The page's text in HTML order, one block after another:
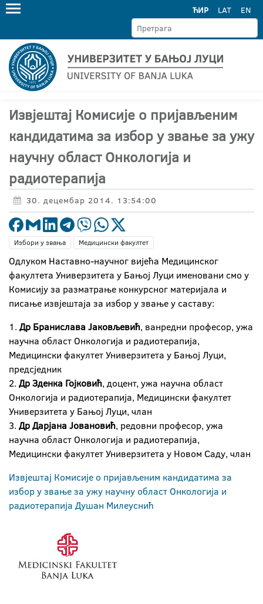
ЋИР LAT EN
Извјештај Комисије о пријављеним
кандидатима за избор у звање за ужу
научну област Онкологија и
радиотерапија
30. децембар 2014. 13:54:00
Избори у звања Медицински факултет
Одлуком Наставно-научног вијећа Медицинског
факултета Универзитета у Бањој Луци именовани смо у
Комисију за разматрање конкурсног материјала и
писање извјештаја за избор у звање у саставу:
1. Др Бранислава Јаковљевић, ванредни професор, ужа
научна област Онкологија и радиотерапија,
Медицински факултет Универзитета у Бањој Луци,
предсједник
2. Др Зденка Гојковић, доцент, ужа научна област
Онкологија и радиотерапија, Медицински факултет
Универзитета у Бањој Луци, члан
3. Др Дарјана Јовановић, редовни професор, ужа
научна област Онкологија и радиотерапија,
Медицински факултет Универзитета у Новом Саду, члан
Извјештај Комисије о пријављеним кандидатима за
избор у звање за ужу научну област Онкологија и
радиотерапија Душан Милеуснић